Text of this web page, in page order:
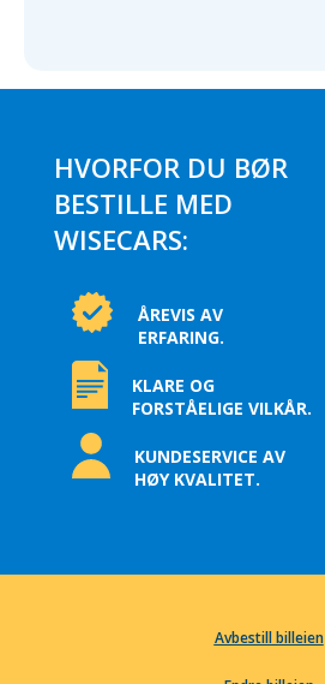
HVORFOR DU BØR
BESTILLE MED
WISECARS:
ÅREVIS AV
ERFARING.
KLARE OG
FORSTÅELIGE VILKÅR.
KUNDESERVICE AV
HØY KVALITET.
Avbestill billeien